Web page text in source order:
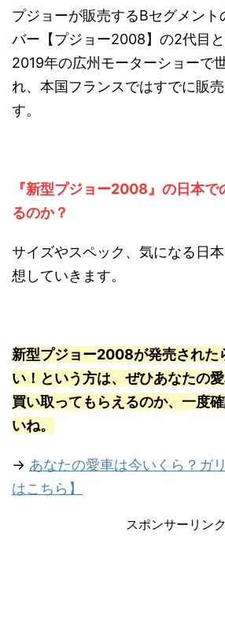
プジョーが販売するBセグメント
バー【プジョー2008】の2代目
2019年の広州モーターショーで
れ、本国フランスではすでに販
す。
『新型プジョー2008』の日本
るのか？
サイズやスペック、気になる日
想していきます。
新型プジョー2008が発売された
い！という方は、ぜひあなたの
買い取ってもらえるのか、一度
いね。
→ あなたの愛車は今いくら？ガ
はこちら】
スポンサーリンク